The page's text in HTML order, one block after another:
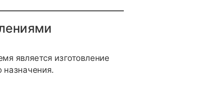
является изготовление
назначения.